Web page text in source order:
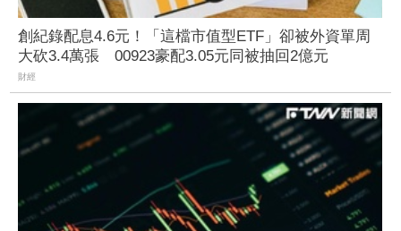
創紀錄配息4.6元！「這檔市值型ETF」卻被外資單周
大砍3.4萬張 00923豪配3.05元同被抽回2億元
財經